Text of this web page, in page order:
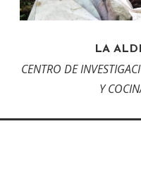
LA
CENTRO DE
Y